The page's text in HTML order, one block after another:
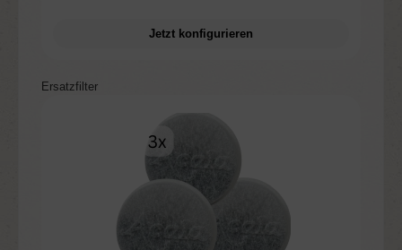
Jetzt konfigurieren
Produktgalerie überspringen
Ersatzfilter